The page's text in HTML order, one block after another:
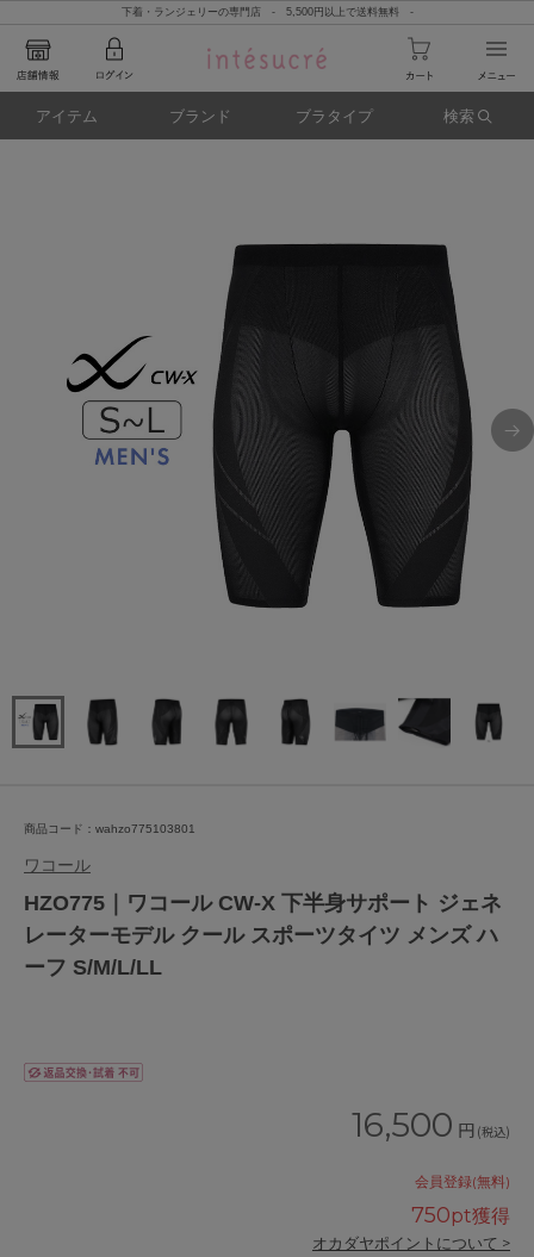
下着・ランジェリーの専門店 - 5,500円以上で送料無料 -
アイテム ブランド ブラタイプ 検索
商品コード：wahzo775103801
ワコール
HZO775｜ワコール CW-X 下半身サポート ジェネ
レーターモデル クール スポーツタイツ メンズ ハ
ーフ S/M/L/LL
16,500 円 (税込)
会員登録(無料)
750pt獲得
オカダヤポイントについて >